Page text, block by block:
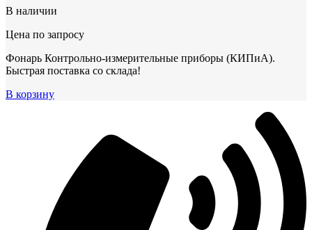
В наличии
Цена по запросу
Фонарь Контрольно-измерительные приборы (КИПиА).
Быстрая поставка со склада!
В корзину